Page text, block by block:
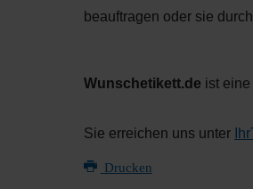
beauftragen oder sie
Wunschetikett.de ist
Sie erreichen uns unter
Drucken